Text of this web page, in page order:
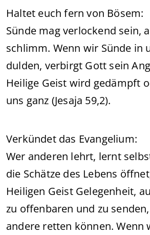
Haltet euch fern von Bösem:
Sünde mag verlockend sein,
schlimm. Wenn wir Sünde in
dulden, verbirgt Gott sein
Heilige Geist wird gedämpft
uns ganz (Jesaja 59,2).
Verkündet das Evangelium:
Wer anderen lehrt, lernt
die Schätze des Lebens
Heiligen Geist Gelegenheit,
zu offenbaren und zu
andere retten können. Wenn